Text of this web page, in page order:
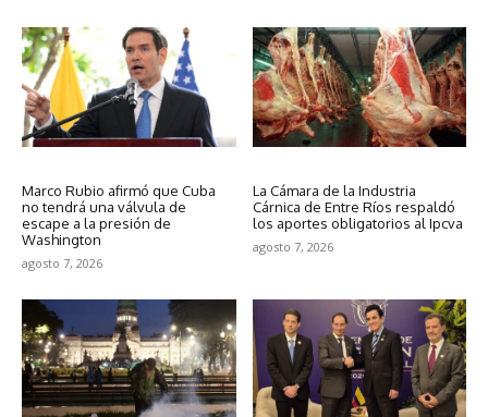
Marco Rubio afirmó que Cuba
no tendrá una válvula de
escape a la presión de
Washington
agosto 7, 2026
La Cámara de la Industria
Cárnica de Entre Ríos respaldó
los aportes obligatorios al Ipcva
agosto 7, 2026